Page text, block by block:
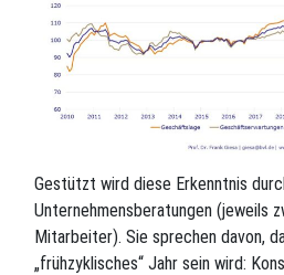
Gestützt wird diese Erkenntnis
Unternehmensberatungen (jeweils
Mitarbeiter). Sie sprechen davon,
„frühzyklisches“ Jahr sein wird: